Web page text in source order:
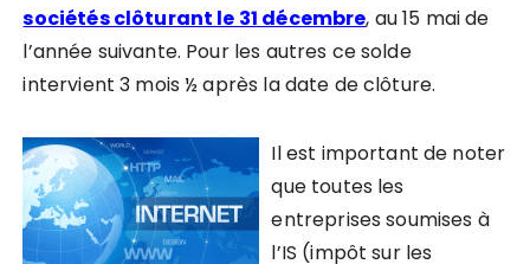
sociétés clôturant le 31 décembre, au 15 mai de
l’année suivante. Pour les autres ce solde
intervient 3 mois ½ après la date de clôture.
Il est important de noter
que toutes les
entreprises soumises à
l’IS (impôt sur les